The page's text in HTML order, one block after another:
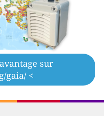
sur
gaia/ <